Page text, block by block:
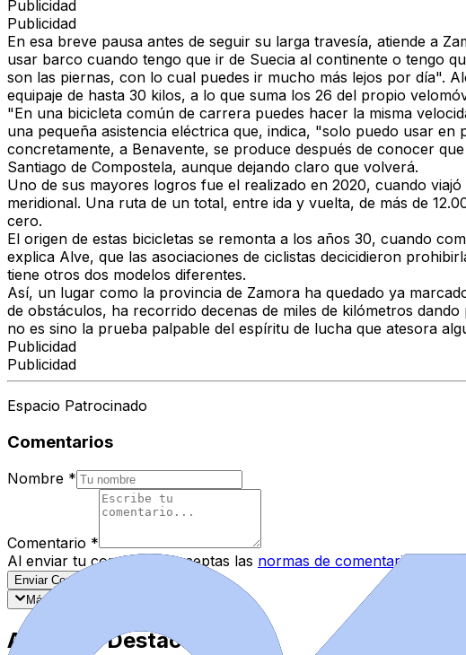
Publicidad
Publicidad
En esa breve pausa antes de seguir su larga travesía, atiende a
usar barco cuando tengo que ir de Suecia al continente o tengo
son las piernas, con lo cual puedes ir mucho más lejos por día".
equipaje de hasta 30 kilos, a lo que suma los 26 del propio
"En una bicicleta común de carrera puedes hacer la misma
una pequeña asistencia eléctrica que, indica, "solo puedo usar
concretamente, a Benavente, se produce después de conocer
Santiago de Compostela, aunque dejando claro que volverá.
Uno de sus mayores logros fue el realizado en 2020, cuando
meridional. Una ruta de un total, entre ida y vuelta, de más de
cero.
El origen de estas bicicletas se remonta a los años 30, cuando
explica Alve, que las asociaciones de ciclistas decicidieron
tiene otros dos modelos diferentes.
Así, un lugar como la provincia de Zamora ha quedado ya
de obstáculos, ha recorrido decenas de miles de kilómetros dando
no es sino la prueba palpable del espíritu de lucha que atesora
Publicidad
Publicidad
Espacio Patrocinado
Comentarios
Nombre *
Comentario *
Al enviar tu comentario, aceptas las normas de comentarios.
Enviar Comentario
Más recientes
Artículos Destacados